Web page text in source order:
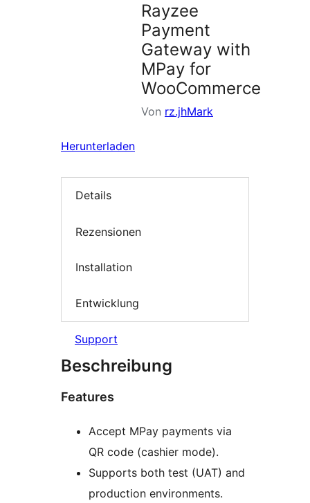
Rayzee
Payment
Gateway with
MPay for
WooCommerce
Von rz.jhMark
Herunterladen
Details
Rezensionen
Installation
Entwicklung
Support
Beschreibung
Features
Accept MPay payments via
QR code (cashier mode).
Supports both test (UAT) and
production environments.